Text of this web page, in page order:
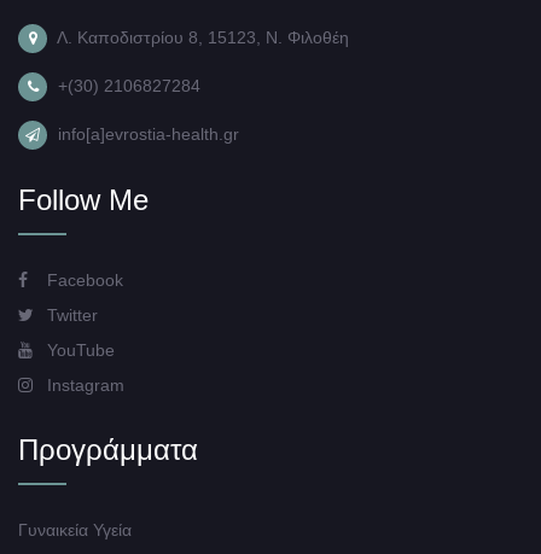
Λ. Καποδιστρίου 8, 15123, Ν. Φιλοθέη
+(30) 2106827284
info[a]evrostia-health.gr
Follow Me
Facebook
Twitter
YouTube
Instagram
Προγράμματα
Γυναικεία Υγεία